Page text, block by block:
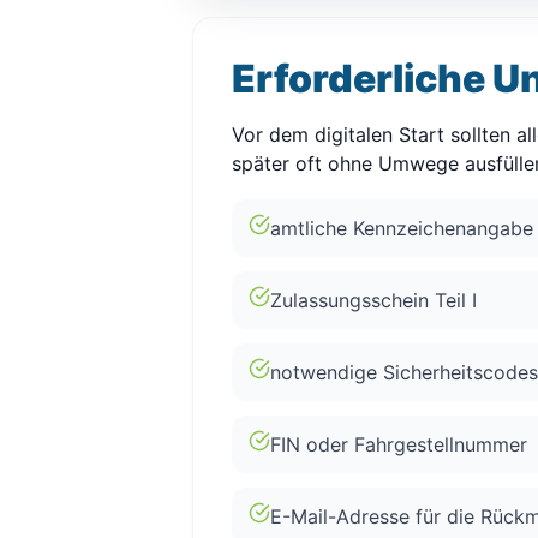
Erforderliche
Vor dem digitalen Start sollten
später oft ohne Umwege
amtliche Kennzeichenangabe
Zulassungsschein Teil I
notwendige Sicherheitscodes
FIN oder Fahrgestellnummer
E-Mail-Adresse für die